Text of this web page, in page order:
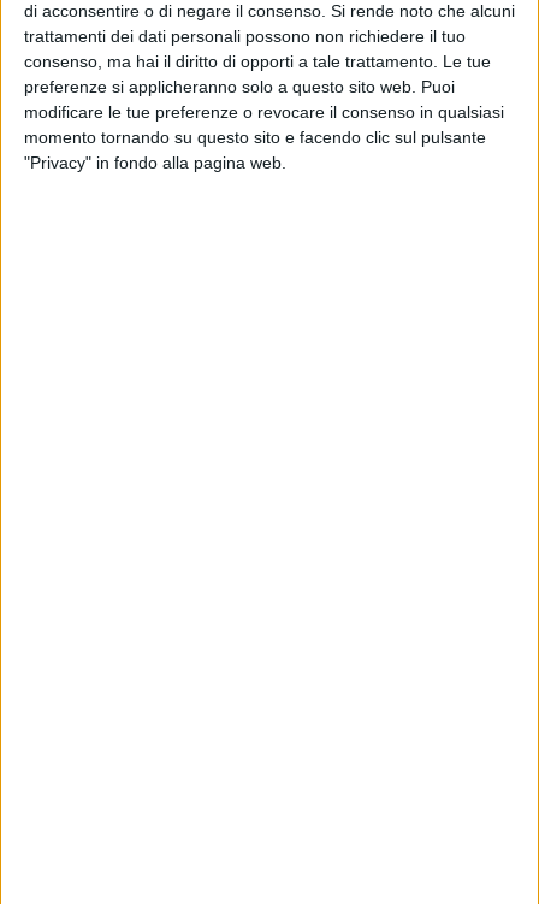
di acconsentire o di negare il consenso. Si rende noto che alcuni
trattamenti dei dati personali possono non richiedere il tuo
consenso, ma hai il diritto di opporti a tale trattamento. Le tue
preferenze si applicheranno solo a questo sito web. Puoi
modificare le tue preferenze o revocare il consenso in qualsiasi
momento tornando su questo sito e facendo clic sul pulsante
"Privacy" in fondo alla pagina web.
essere riferimento di quella parte del Pd di provenienza
cattolico-democratica, un ponte per un'alleanza con la parte
moderata del paese. Essere riformisti significa avere una
visione equilibrata e bilanciata del paese. Crediamo che nel
Pd ci sia bisogno di far venir fuori la parte migliore delle
diverse identità». «Bersani ha anteposto il programma alla